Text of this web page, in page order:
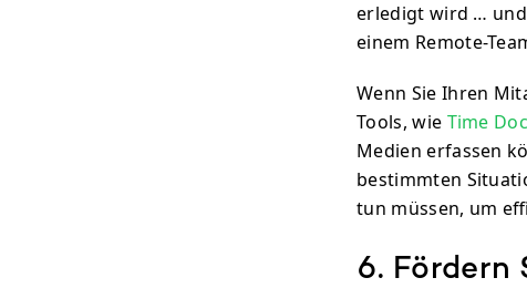
erledigt wird …
einem Remote-
Wenn Sie Ihren
Tools, wie Time
Medien erfassen
bestimmten
tun müssen, um
6. Fördern